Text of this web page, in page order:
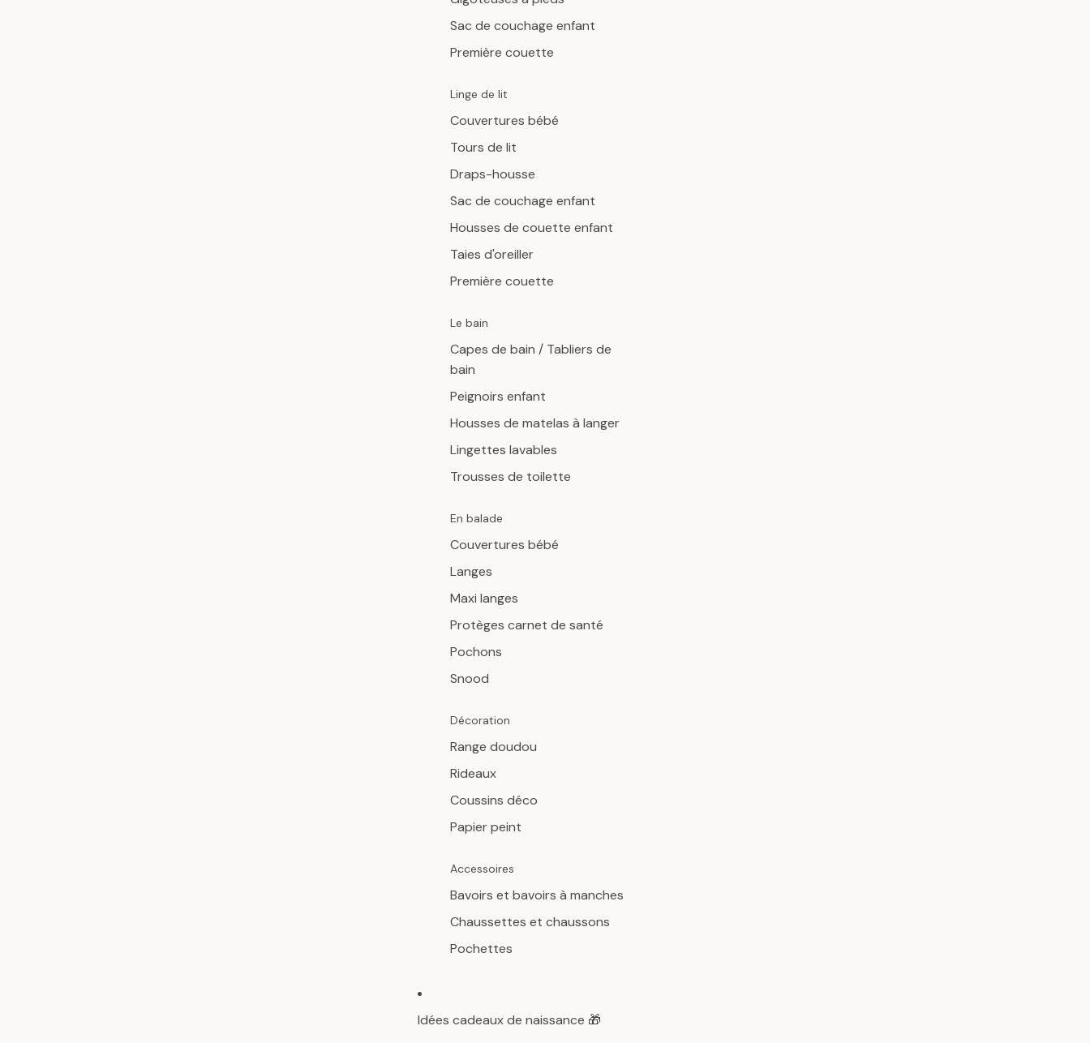
Sac de couchage enfant
Première couette
Linge de lit
Couvertures bébé
Tours de lit
Draps-housse
Sac de couchage enfant
Housses de couette enfant
Taies d'oreiller
Première couette
Le bain
Capes de bain / Tabliers de
bain
Peignoirs enfant
Housses de matelas à langer
Lingettes lavables
Trousses de toilette
En balade
Couvertures bébé
Langes
Maxi langes
Protèges carnet de santé
Pochons
Snood
Décoration
Range doudou
Rideaux
Coussins déco
Papier peint
Accessoires
Bavoirs et bavoirs à manches
Chaussettes et chaussons
Pochettes
Idées cadeaux de naissance 🎁